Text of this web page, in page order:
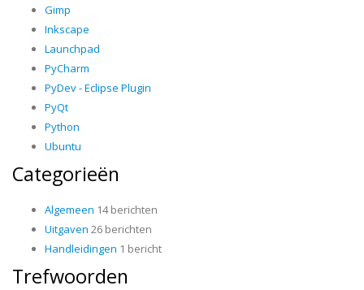
Gimp
Inkscape
Launchpad
PyCharm
PyDev - Eclipse Plugin
PyQt
Python
Ubuntu
Categorieën
Algemeen 14 berichten
Uitgaven 26 berichten
Handleidingen 1 bericht
Trefwoorden